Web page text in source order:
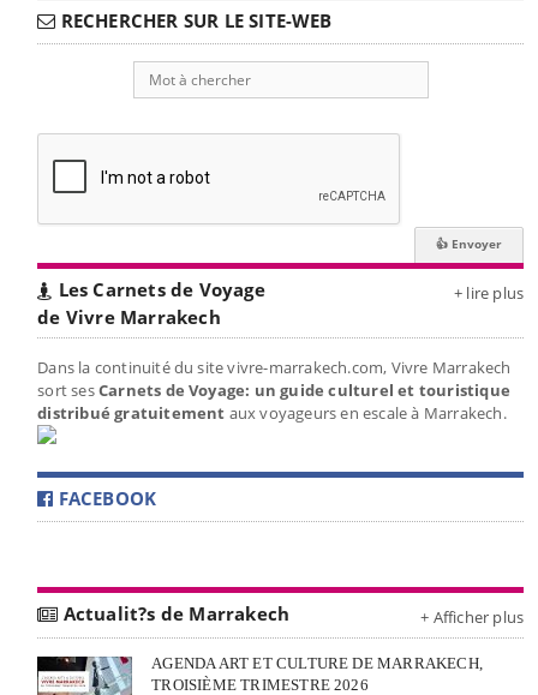
RECHERCHER SUR LE SITE-WEB
Les Carnets de Voyage
de Vivre Marrakech
+ lire plus
Dans la continuité du site vivre-marrakech.com, Vivre Marrakech
sort sesCarnets de Voyage: un guide culturel et touristique
distribué gratuitement aux voyageurs en escale à Marrakech.
FACEBOOK
Actualit?s de Marrakech + Afficher plus
AGENDA ART ET CULTURE DE MARRAKECH,
TROISIÈME TRIMESTRE 2026